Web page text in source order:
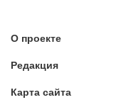
О проекте
Редакция
Карта сайта